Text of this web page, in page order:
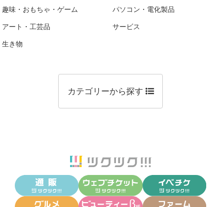
趣味・おもちゃ・ゲーム パソコン・電化製品
アート・工芸品 サービス
生き物
カテゴリーから探す